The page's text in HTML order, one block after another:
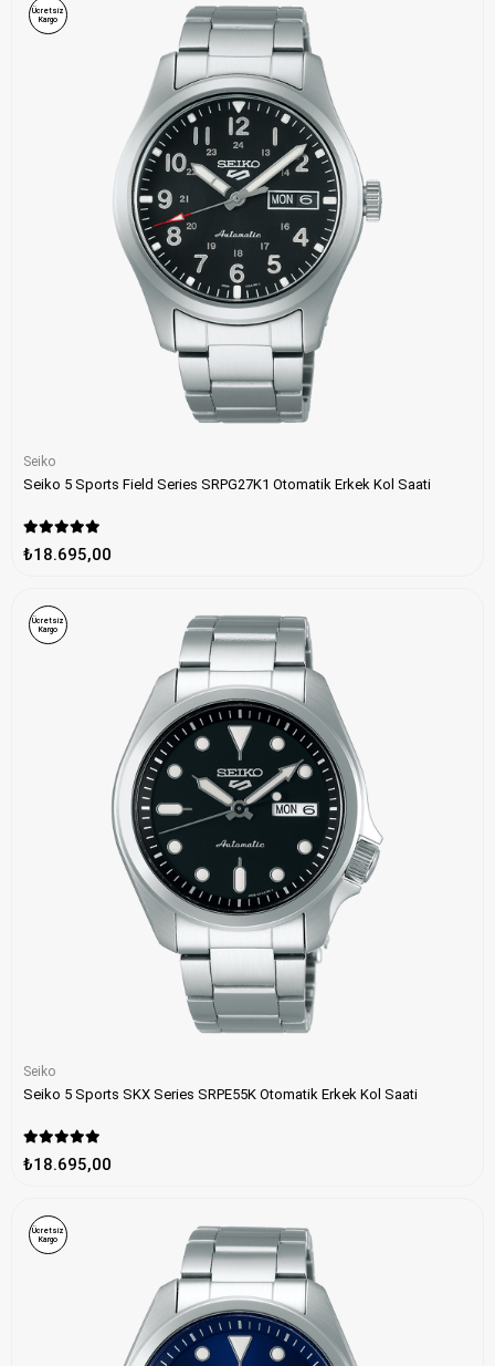
Seiko
Seiko 5 Sports Field Series SRPG27K1 Otomatik Erkek Kol Saati
₺18.695,00
Ücretsiz
Kargo
Seiko
Seiko 5 Sports SKX Series SRPE55K Otomatik Erkek Kol Saati
₺18.695,00
Ücretsiz
Kargo
Ücretsiz
Kargo